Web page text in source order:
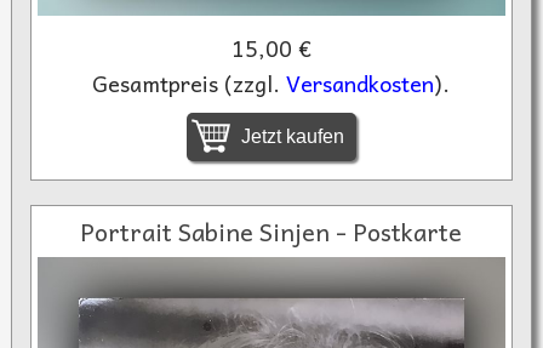
15,00 €
Gesamtpreis (zzgl.Versandkosten).
Jetzt kaufen
Portrait Sabine Sinjen - Postkarte